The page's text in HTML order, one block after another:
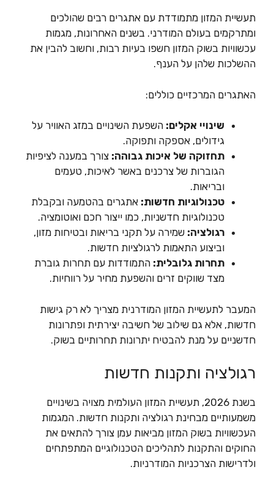
תעשיית המזון מתמודדת עם אתגרים רבים שהולכים
ומתרקמים בעולם המודרני. בשנים האחרונות, מגמות
עכשוויות בשוק המזון חשפו בעיות רבות, וחשוב להבין את
ההשלכות שלהן על הענף.
האתגרים המרכזיים כוללים:
שינויי אקלים: השפעת השינויים במזג האוויר על
גידולים, אספקה ותפוקה.
תחזוקה של איכות גבוהה: צורך במענה לציפיות
הגוברות של צרכנים באשר לאיכות, טעמים
ובריאות.
טכנולוגיות חדשות: אתגרים בהטמעה ובקבלת
טכנולוגיות חדשניות, כמו ייצור חכם ואוטומציה.
רגולציה: שמירה על תקני בריאות ובטיחות מזון,
וביצוע התאמות לרגולציות חדשות.
תחרות גלובלית: התמודדות עם תחרות גוברת
מצד שווקים זרים והשפעת מחיר על רווחיות.
המעבר לתעשיית המזון המודרנית מצריך לא רק גישות
חדשות, אלא גם שילוב של חשיבה יצירתית ופתרונות
חדשניים על מנת להבטיח יתרונות תחרותיים בשוק.
רגולציה ותקנות חדשות
בשנת 2026, תעשיית המזון העולמית מצויה בשינויים
משמעותיים מבחינת רגולציה ותקנות חדשות. המגמות
העכשוויות בשוק המזון מביאות עמן צורך להתאים את
החוקים והתקנות לתהליכים הטכנולוגיים המתפתחים
ולדרישות הצרכניות המודרניות.